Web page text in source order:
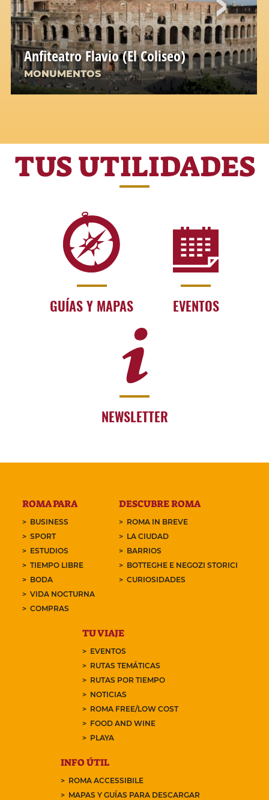
Anfiteatro Flavio (El Coliseo)
MONUMENTOS
TUS UTILIDADES
GUÍAS Y MAPAS EVENTOS
NEWSLETTER
ROMA PARA
BUSINESS
SPORT
ESTUDIOS
TIEMPO LIBRE
BODA
VIDA NOCTURNA
COMPRAS
DESCUBRE ROMA
ROMA IN BREVE
LA CIUDAD
BARRIOS
BOTTEGHE E NEGOZI STORICI
CURIOSIDADES
TU VIAJE
EVENTOS
RUTAS TEMÁTICAS
RUTAS POR TIEMPO
NOTICIAS
ROMA FREE/LOW COST
FOOD AND WINE
PLAYA
INFO ÚTIL
ROMA ACCESSIBILE
MAPAS Y GUÍAS PARA DESCARGAR